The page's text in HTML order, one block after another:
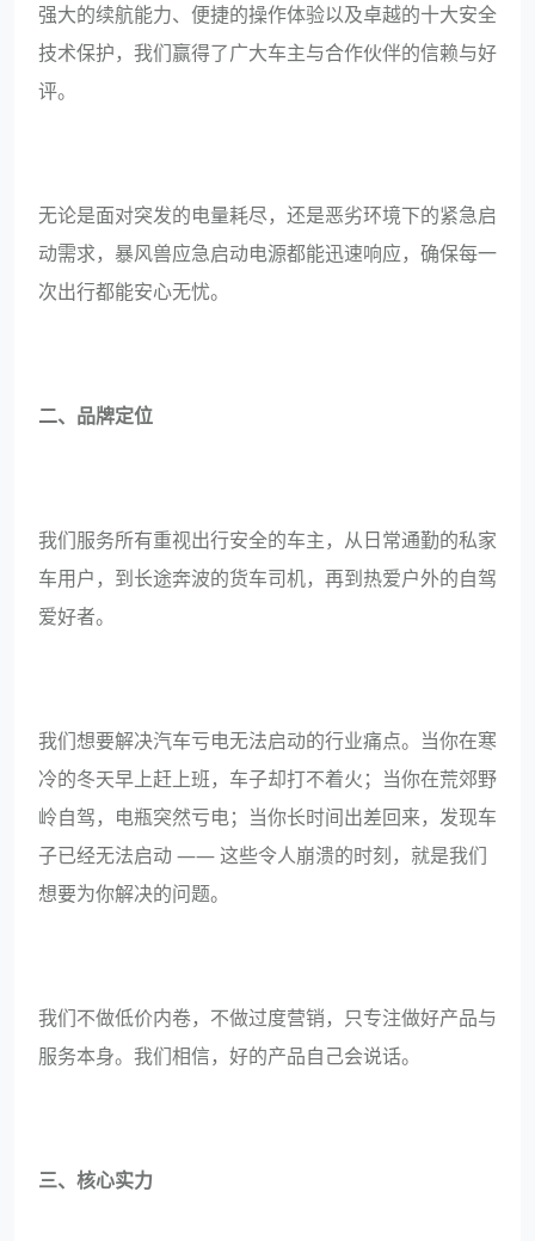
强大的续航能力、便捷的操作体验以及卓越的十大安全
技术保护，我们赢得了广大车主与合作伙伴的信赖与好
评。
无论是面对突发的电量耗尽，还是恶劣环境下的紧急启
动需求，暴风兽应急启动电源都能迅速响应，确保每一
次出行都能安心无忧。
二、品牌定位
我们服务所有重视出行安全的车主，从日常通勤的私家
车用户，到长途奔波的货车司机，再到热爱户外的自驾
爱好者。
我们想要解决汽车亏电无法启动的行业痛点。当你在寒
冷的冬天早上赶上班，车子却打不着火；当你在荒郊野
岭自驾，电瓶突然亏电；当你长时间出差回来，发现车
子已经无法启动 —— 这些令人崩溃的时刻，就是我们
想要为你解决的问题。
我们不做低价内卷，不做过度营销，只专注做好产品与
服务本身。我们相信，好的产品自己会说话。
三、核心实力